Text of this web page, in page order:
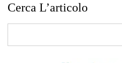
Cerca L’articolo